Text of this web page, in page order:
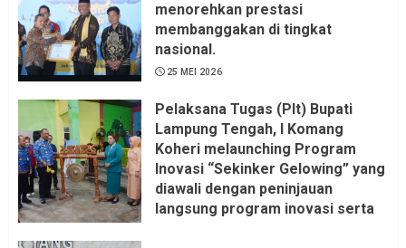
menorehkan prestasi
membanggakan di tingkat
nasional.
25 MEI 2026
Pelaksana Tugas (Plt) Bupati
Lampung Tengah, I Komang
Koheri melaunching Program
Inovasi “Sekinker Gelowing” yang
diawali dengan peninjauan
langsung program inovasi serta